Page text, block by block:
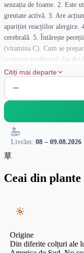
senzația de foame. 2. Este
greutate activă. 3. Are
apariției reacțiilor alergice.
cerebrală. 5. Întărește
(vitamina C). Cum se
recipient tradițional din
Înclinați calabasa și
Turnați puțină apă fierbinte
din straturile inferioare să
apoi completați cu apă
procedura de reumplere
Citiți mai departe
Livrăm: 08 – 09.08.2026
草
Ceai din plante
Origine
Din diferite colțuri ale